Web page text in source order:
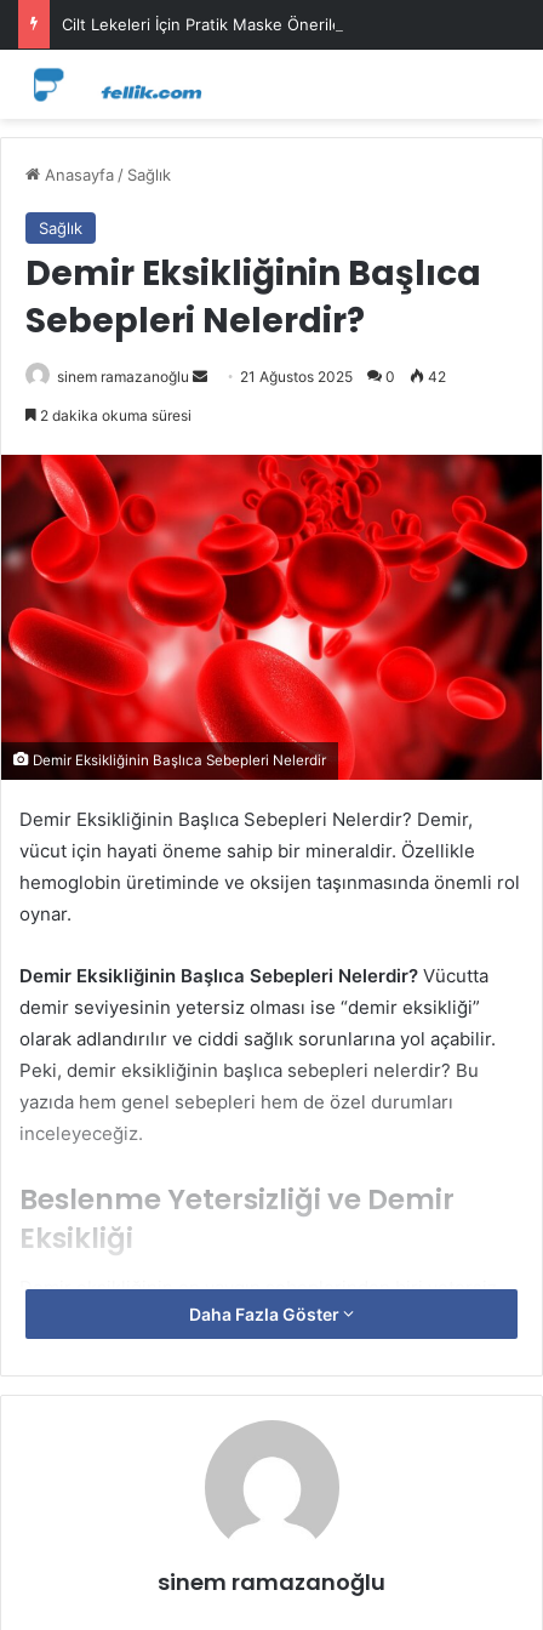
Cilt Lekeleri İçin Pratik Maske Önerileri
Anasayfa / Sağlık
Sağlık
Demir Eksikliğinin Başlıca
Sebepleri Nelerdir?
sinem ramazanoğlu
Bir
göndermek
21 Ağustos 2025 0 42
2 dakika okuma süresi
Demir Eksikliğinin Başlıca Sebepleri Nelerdir
Demir Eksikliğinin Başlıca Sebepleri Nelerdir? Demir,
vücut için hayati öneme sahip bir mineraldir. Özellikle
hemoglobin üretiminde ve oksijen taşınmasında önemli rol
oynar.
Demir Eksikliğinin Başlıca Sebepleri Nelerdir? Vücutta
demir seviyesinin yetersiz olması ise “demir eksikliği”
olarak adlandırılır ve ciddi sağlık sorunlarına yol açabilir.
Peki, demir eksikliğinin başlıca sebepleri nelerdir? Bu
yazıda hem genel sebepleri hem de özel durumları
inceleyeceğiz.
Beslenme Yetersizliği ve Demir
Eksikliği
Demir eksikliğinin en yaygın sebeplerinden biri yetersiz
beslenmedir. Vücuda yeterli miktarda demir alınmadığında
taşıma kapasitesi düşer. Demir, özellikle et, balık, tavuk ve
yanında, kuru baklagiller, tahıllar ve yeşil yapraklı sebzeler
de demir içerir ancak vücutta emilimi hayvansal kaynaklara
Vejetaryen veya vegan beslenen kişiler, demir açısından
zengin gıdaları yeterince tüketmezse demir eksikliği riski
Daha Fazla Göster
sinem ramazanoğlu